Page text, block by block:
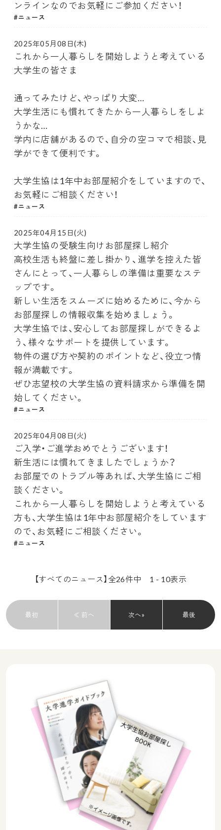
ンラインなのでお気軽にご参加ください！
ニュース
2025年05月08日(木)
これから一人暮らしを開始しようと考えている
大学生の皆さま
通ってみたけど、やっぱり大変…
大学生活にも慣れてきたから一人暮らしをしよ
うかな…
学内に店舗があるので、自分の空コマで相談、見
学ができて便利です。
大学生協は1年中お部屋紹介をしていますので、
お気軽にご相談ください！
ニュース
2025年04月15日(火)
大学生協の受験生向けお部屋探し紹介
高校生活も終盤に差し掛かり、進学を控えた皆
さんにとって、一人暮らしの準備は重要なステ
ップです。
新しい生活をスムーズに始めるために、今から
お部屋探しの情報収集を始めましょう。
大学生協では、安心してお部屋探しができるよ
う、様々なサポートを提供しています。
物件の選び方や契約のポイントなど、役立つ情
報が満載です。
ぜひ志望校の大学生協の資料請求から準備を開
始してください。
ニュース
2025年04月08日(火)
ご入学・ご進学おめでとうございます！
新生活には慣れてきましたでしょうか？
お部屋でのトラブル等あれば、大学生協にご相
談ください。
これから一人暮らしを開始しようと考えている
方も、大学生協は1年中お部屋紹介をしています
ので、お気軽にご相談ください。
ニュース
【すべてのニュース】全26件中 1 - 10表示
最初 ≪ 前へ 次へ» 最後